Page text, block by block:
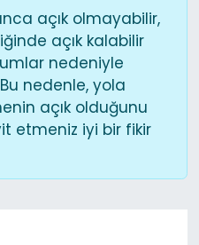
açık olmayabilir,
açık kalabilir
nedeniyle
nedenle, yola
açık olduğunu
etmeniz iyi bir fikir